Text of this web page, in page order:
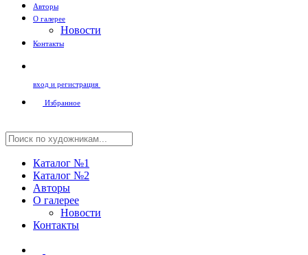
Авторы
О галерее
Новости
Контакты
вход и регистрация
Избранное
Каталог №1
Каталог №2
Авторы
О галерее
Новости
Контакты